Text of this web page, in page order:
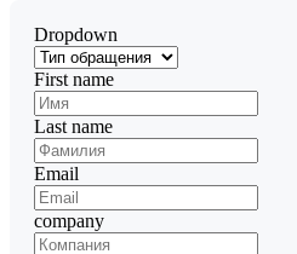
Dropdown
First name
Last name
Email
company